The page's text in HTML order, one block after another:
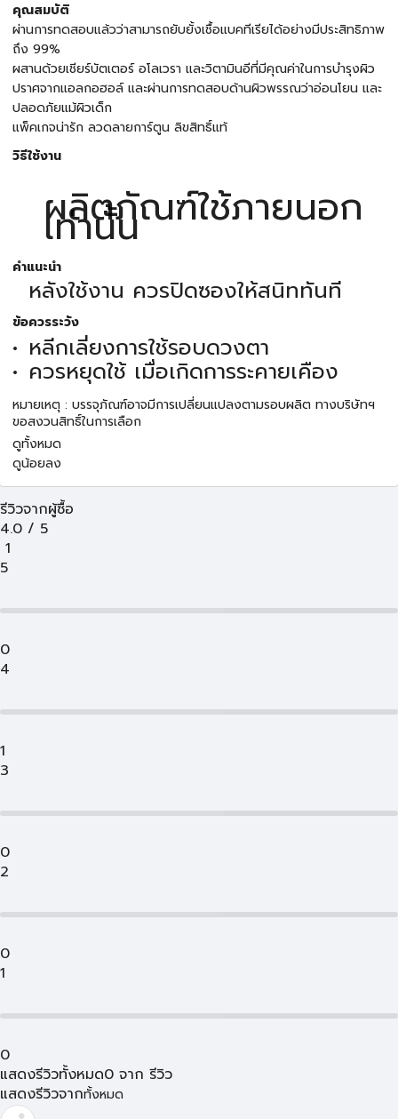
คุณสมบัติ
ผ่านการทดสอบแล้วว่าสามารถยับยั้งเชื้อแบคทีเรียได้อย่างมีประสิทธิภาพ
ถึง 99%
ผสานด้วยเชียร์บัตเตอร์ อโลเวรา และวิตามินอีที่มีคุณค่าในการบำรุงผิว
ปราศจากแอลกอฮอล์ และผ่านการทดสอบด้านผิวพรรณว่าอ่อนโยน และ
ปลอดภัยแม้ผิวเด็ก
แพ็คเกจน่ารัก ลวดลายการ์ตูน ลิขสิทธิ์แท้
วิธีใช้งาน
ผลิตภัณฑ์ใช้ภายนอก
เท่านั้น
คำแนะนำ
หลังใช้งาน ควรปิดซองให้สนิททันที
ข้อควรระวัง
หลีกเลี่ยงการใช้รอบดวงตา
ควรหยุดใช้ เมื่อเกิดการระคายเคือง
หมายเหตุ : บรรจุภัณฑ์อาจมีการเปลี่ยนแปลงตามรอบผลิต ทางบริษัทฯ
ขอสงวนสิทธิ์ในการเลือก
ดูทั้งหมด
ดูน้อยลง
รีวิวจากผู้ซื้อ
4.0 / 5
1
5
0
4
1
3
0
2
0
1
0
แสดงรีวิวทั้งหมด0 จาก รีวิว
แสดงรีวิวจากทั้งหมด